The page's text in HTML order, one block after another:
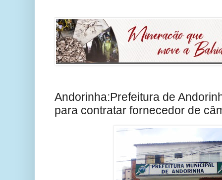
Andorinha:Prefeitura de
para contratar fornecedor de